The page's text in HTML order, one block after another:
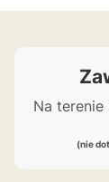
Na
(nie